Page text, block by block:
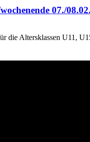
07./
die Altersklassen U11,